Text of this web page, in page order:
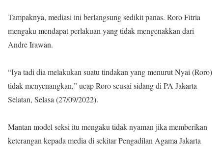
Tampaknya, mediasi ini berlangsung sedikit panas. Roro Fitria
mengaku mendapat perlakuan yang tidak mengenakkan dari
Andre Irawan.
“Iya tadi dia melakukan suatu tindakan yang menurut Nyai (Roro)
tidak menyenangkan,” ucap Roro seusai sidang di PA Jakarta
Selatan, Selasa (27/09/2022).
Mantan model seksi itu mengaku tidak nyaman jika memberikan
keterangan kepada media di sekitar Pengadilan Agama Jakarta